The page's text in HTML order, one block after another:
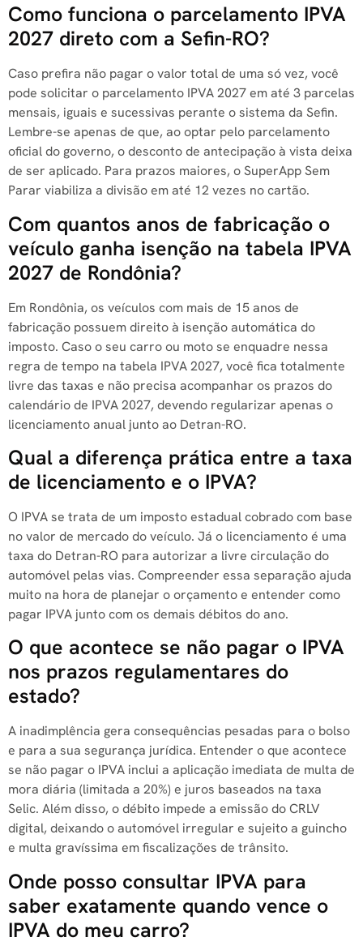
Como funciona o parcelamento IPVA
2027 direto com a Sefin-RO?
Caso prefira não pagar o valor total de uma só vez, você
pode solicitar o parcelamento IPVA 2027 em até 3 parcelas
mensais, iguais e sucessivas perante o sistema da Sefin.
Lembre-se apenas de que, ao optar pelo parcelamento
oficial do governo, o desconto de antecipação à vista deixa
de ser aplicado. Para prazos maiores, o SuperApp Sem
Parar viabiliza a divisão em até 12 vezes no cartão.
Com quantos anos de fabricação o
veículo ganha isenção na tabela IPVA
2027 de Rondônia?
Em Rondônia, os veículos com mais de 15 anos de
fabricação possuem direito à isenção automática do
imposto. Caso o seu carro ou moto se enquadre nessa
regra de tempo na tabela IPVA 2027, você fica totalmente
livre das taxas e não precisa acompanhar os prazos do
calendário de IPVA 2027, devendo regularizar apenas o
licenciamento anual junto ao Detran-RO.
Qual a diferença prática entre a taxa
de licenciamento e o IPVA?
O IPVA se trata de um imposto estadual cobrado com base
no valor de mercado do veículo. Já o licenciamento é uma
taxa do Detran-RO para autorizar a livre circulação do
automóvel pelas vias. Compreender essa separação ajuda
muito na hora de planejar o orçamento e entender como
pagar IPVA junto com os demais débitos do ano.
O que acontece se não pagar o IPVA
nos prazos regulamentares do
estado?
A inadimplência gera consequências pesadas para o bolso
e para a sua segurança jurídica. Entender o que acontece
se não pagar o IPVA inclui a aplicação imediata de multa de
mora diária (limitada a 20%) e juros baseados na taxa
Selic. Além disso, o débito impede a emissão do CRLV
digital, deixando o automóvel irregular e sujeito a guincho
e multa gravíssima em fiscalizações de trânsito.
Onde posso consultar IPVA para
saber exatamente quando vence o
IPVA do meu carro?